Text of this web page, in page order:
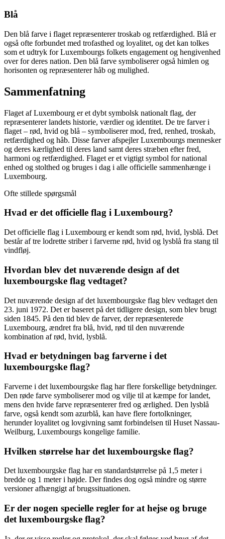
Blå
Den blå farve i flaget repræsenterer troskab og retfærdighed. Blå er
også ofte forbundet med trofasthed og loyalitet, og det kan tolkes
som et udtryk for Luxembourgs folkets engagement og hengivenhed
over for deres nation. Den blå farve symboliserer også himlen og
horisonten og repræsenterer håb og mulighed.
Sammenfatning
Flaget af Luxembourg er et dybt symbolsk nationalt flag, der
repræsenterer landets historie, værdier og identitet. De tre farver i
flaget – rød, hvid og blå – symboliserer mod, fred, renhed, troskab,
retfærdighed og håb. Disse farver afspejler Luxembourgs mennesker
og deres kærlighed til deres land samt deres stræben efter fred,
harmoni og retfærdighed. Flaget er et vigtigt symbol for national
enhed og stolthed og bruges i dag i alle officielle sammenhænge i
Luxembourg.
Ofte stillede spørgsmål
Hvad er det officielle flag i Luxembourg?
Det officielle flag i Luxembourg er kendt som rød, hvid, lysblå. Det
består af tre lodrette striber i farverne rød, hvid og lysblå fra stang til
vindfløj.
Hvordan blev det nuværende design af det
luxembourgske flag vedtaget?
Det nuværende design af det luxembourgske flag blev vedtaget den
23. juni 1972. Det er baseret på det tidligere design, som blev brugt
siden 1845. På den tid blev de farver, der repræsenterede
Luxembourg, ændret fra blå, hvid, rød til den nuværende
kombination af rød, hvid, lysblå.
Hvad er betydningen bag farverne i det
luxembourgske flag?
Farverne i det luxembourgske flag har flere forskellige betydninger.
Den røde farve symboliserer mod og vilje til at kæmpe for landet,
mens den hvide farve repræsenterer fred og ærlighed. Den lysblå
farve, også kendt som azurblå, kan have flere fortolkninger,
herunder loyalitet og lovgivning samt forbindelsen til Huset Nassau-
Weilburg, Luxembourgs kongelige familie.
Hvilken størrelse har det luxembourgske flag?
Det luxembourgske flag har en standardstørrelse på 1,5 meter i
bredde og 1 meter i højde. Der findes dog også mindre og større
versioner afhængigt af brugssituationen.
Er der nogen specielle regler for at hejse og bruge
det luxembourgske flag?